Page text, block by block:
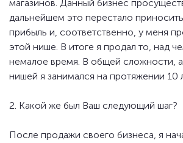
магазинов. Данный бизнес
дальнейшем это перестало
прибыль и, соответственно, у меня
этой нише. В итоге я продал то, над
немалое время. В общей сложности,
нишей я занимался на протяжении 10
2. Какой же был Ваш следующий шаг?
После продажи своего бизнеса, я